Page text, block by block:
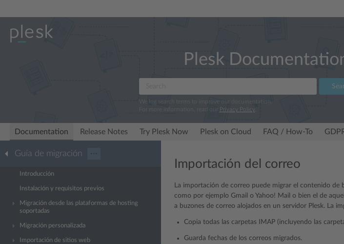
Plesk
We log search terms to improve our documentation.
For more information, read our Privacy Policy.
Documentation Release Notes Try Plesk Now Plesk on Cloud FAQ / How-To
Guía de migración ···
Introducción
Instalación y requisitos previos
Migración desde las plataformas de hosting
soportadas
Migración personalizada
Importación de sitios web
Importación del correo
La importación de correo puede migrar el contenido
como por ejemplo Gmail o Yahoo! Mail o bien el de
a buzones de correo alojados en un servidor Plesk. La
Copia todas las carpetas IMAP (incluyendo las
Guarda fechas de los correos migrados.